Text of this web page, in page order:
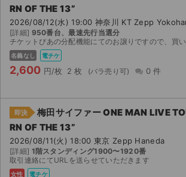
手数料・お支払い方法
AIに質問する
お知らせ
RN OF THE 13”
2026/08/12(水) 19:00 神奈川 KT Zepp
[詳細] 950番台、最速先行当選分
チケットぴあの分配機能にてのお譲りですので、買い手様のお名前で入場いただけます。最速先行での当選分。
名義なし 電チケ
2,600 円/枚 2 枚 0 件
即決
梅田サイファー ONE MAN LIVE
RN OF THE 13”
2026/08/11(火) 18:00 東京 Zepp Haneda
[詳細] 1階スタンディング1900〜1920番
取引連絡にてURLを送らせていただきます
女性 電チケ